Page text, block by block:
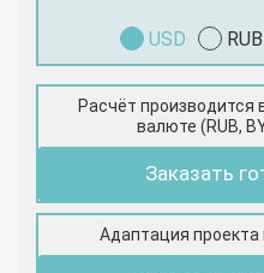
USD RUB
Расчёт производится
валюте (RUB,
Заказать
Адаптация